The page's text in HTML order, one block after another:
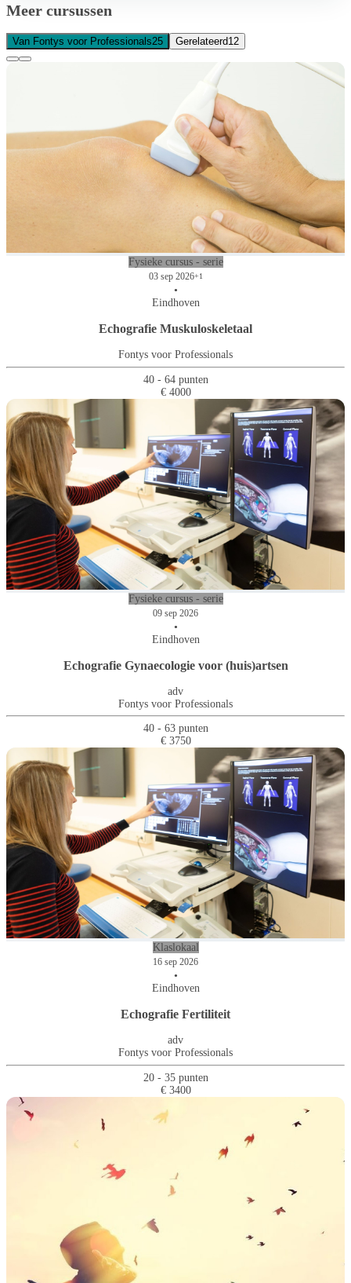
Meer cursussen
Van Fontys voor Professionals25 Gerelateerd12
Fysieke cursus - serie
03 sep 2026+1
•
Eindhoven
Echografie Muskuloskeletaal
Fontys voor Professionals
40 - 64 punten
€ 4000
Fysieke cursus - serie
09 sep 2026
•
Eindhoven
Echografie Gynaecologie voor (huis)artsen
adv
Fontys voor Professionals
40 - 63 punten
€ 3750
Klaslokaal
16 sep 2026
•
Eindhoven
Echografie Fertiliteit
adv
Fontys voor Professionals
20 - 35 punten
€ 3400